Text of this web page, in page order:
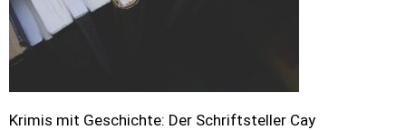
Krimis mit Geschichte: Der Schriftsteller Cay